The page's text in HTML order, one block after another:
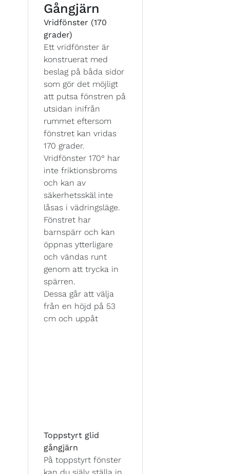
Gångjärn
Vridfönster (170
grader)
Ett vridfönster är
konstruerat med
beslag på båda sidor
som gör det möjligt
att putsa fönstren på
utsidan inifrån
rummet eftersom
fönstret kan vridas
170 grader.
Vridfönster 170° har
inte friktionsbroms
och kan av
säkerhetsskäl inte
låsas i vädringsläge.
Fönstret har
barnspärr och kan
öppnas ytterligare
och vändas runt
genom att trycka in
spärren.
Dessa går att välja
från en höjd på 53
cm och uppåt
Toppstyrt glid
gångjärn
På toppstyrt fönster